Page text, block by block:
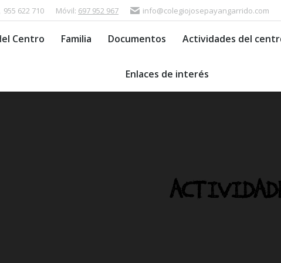
955 622 710 Móvil: 697 952 967 info@colegiojosepayangarrido.com
Centro Familia Documentos Actividades del
Enlaces de interés
del Centro Familia Documentos Actividades